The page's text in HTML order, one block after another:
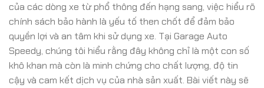
của các dòng xe từ phổ thông đến hạng sang, việc hiểu rõ
chính sách bảo hành là yếu tố then chốt để đảm bảo
quyền lợi và an tâm khi sử dụng xe. Tại Garage Auto
Speedy, chúng tôi hiểu rằng đây không chỉ là một con số
khô khan mà còn là minh chứng cho chất lượng, độ tin
cậy và cam kết dịch vụ của nhà sản xuất. Bài viết này sẽ